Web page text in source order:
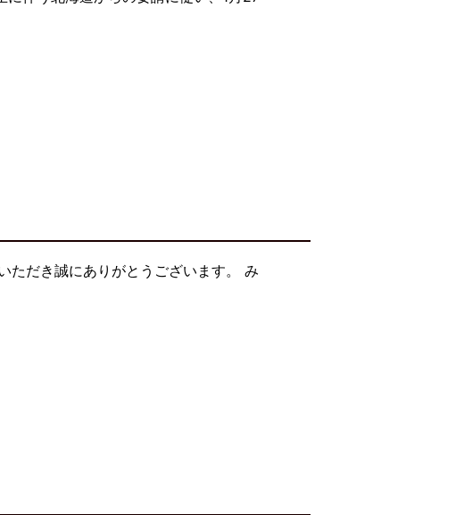
だき誠にありがとうございます。 み